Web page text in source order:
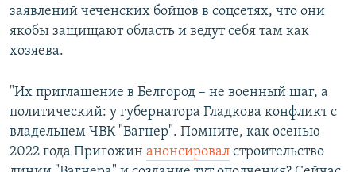
заявлений чеченских бойцов в соцсетях, что они
якобы защищают область и ведут себя там как
хозяева.
"Их приглашение в Белгород – не военный шаг, а
политический: у губернатора Гладкова конфликт с
владельцем ЧВК "Вагнер". Помните, как осенью
2022 года Пригожин анонсировал строительство